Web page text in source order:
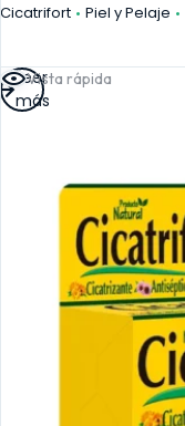
Cicatrifort Piel y Pelaje
Vista rápida
Leer
más